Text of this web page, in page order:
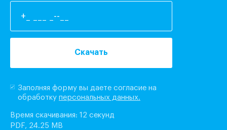
Скачать
Заполняя форму вы даете согласие на
обработку персональных данных.
Время скачивания: 12 секунд
PDF, 24.25 MB